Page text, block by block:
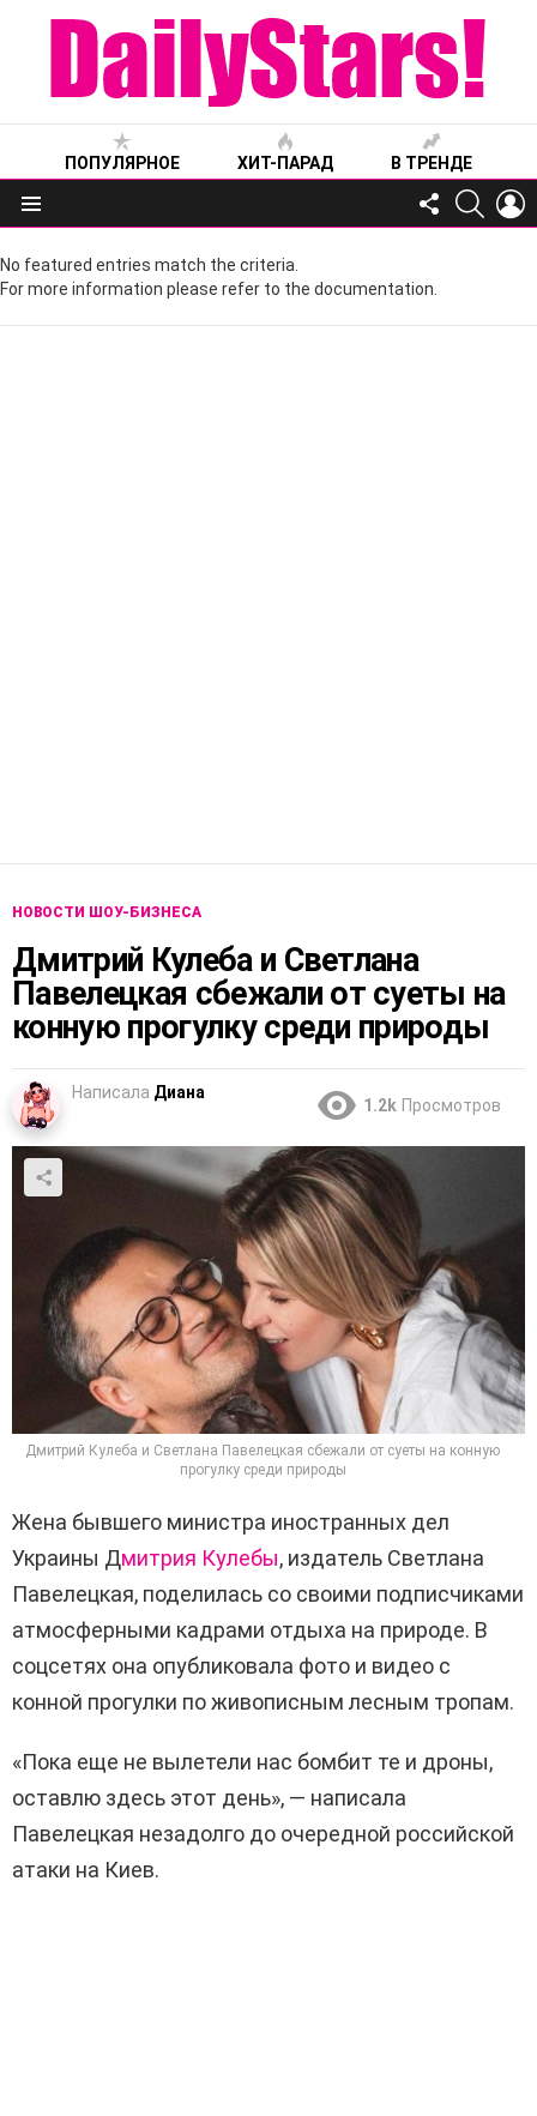
ПОПУЛЯРНОЕ ХИТ-ПАРАД В ТРЕНДЕ
Меню
FOLLOW
US
No featured entries match the criteria.
For more information please refer to the documentation.
НОВОСТИ ШОУ-БИЗНЕСА
Дмитрий Кулеба и Светлана
Павелецкая сбежали от суеты на
конную прогулку среди природы
Написала Диана
1.2k Просмотров
Дмитрий Кулеба и Светлана Павелецкая сбежали от суеты на конную
прогулку среди природы
Жена бывшего министра иностранных дел
Украины Дмитрия Кулебы, издатель Светлана
Павелецкая, поделилась со своими подписчиками
атмосферными кадрами отдыха на природе. В
соцсетях она опубликовала фото и видео с
конной прогулки по живописным лесным тропам.
«Пока еще не вылетели нас бомбит те и дроны,
оставлю здесь этот день», — написала
Павелецкая незадолго до очередной российской
атаки на Киев.